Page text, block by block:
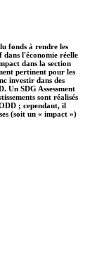
fonds à rendre les
dans l'économie réelle
dans la section
pertinent pour les
investir dans des
Un SDG Assessment
sont réalisés
; cependant, il
(soit un « impact »)